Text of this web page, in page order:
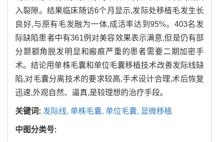
入裂隙。结果临床随访6个月显示,发际处移植毛发生长
良好,与原有毛发融为一体,成活率达到95%。403名发
际缺陷患者中有361例对美容效果表示满意,但是仍有部
分颞额角脱发明显和瘢痕严重的患者需要二期加密手
术。结论用单株毛囊和单位毛囊移植技术改善发际线缺
陷,对毛囊分离技术的要求较高,手术设计合理,术后恢复
迅速,外观自然、逼真,是较理想的治疗手段。
关键词: 发际线, 单株毛囊, 单位毛囊, 显微移植
中图分类号: